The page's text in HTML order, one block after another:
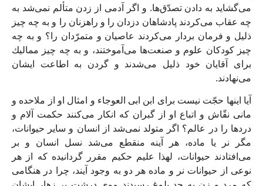
مى‏‌گشايد به دادن تصدّق‌ها. و اگر آدمى از زدن متألم نمى‏‌شد به
چه عقاب مى‏‌كردند پادشاهان دزدان را و راه‏زنان را و به چه چيز
ذليل و فرمان بردار مى‏‌كردند عاصيان و متمرّدان را؟ و به چه
چيز كودكان علوم و صنعت‌ها مى‏‌آموختند، و به چه چيز مماليك
براى آقايان خود ذليل مى‏‌شدند و گردن به اطاعت ايشان
مى‏‌نهادند.
آيا اينها حجّت نيست براى ابن ابى العوجاء و امثال او از ملاحده و
مانى نقّاش و اتباع او از گبران كه انكار مى‏‌كنند حكمت آلام و
دردها را در عالم؟ اگر متولد نمى‌‏شد از انسان و ساير حيوانات،
مگر نر يا ماده، هر آينه منقطع مى‏‌شد نسل انسان و بر
مى‏‌افتادند حيوانات، لهذا عليم حكيم مقرر گردانيده كه از هر
نوعى از حيوانات نر و ماده هر دو به وجود آيند، چرا در هنگامى